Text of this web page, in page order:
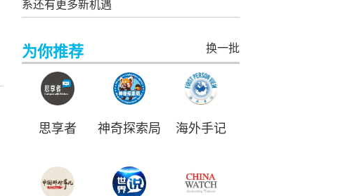
系还有更多新机遇
为你推荐 换一批
思享者 神奇探索局 海外手记